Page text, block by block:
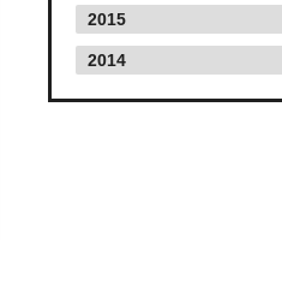
2015
2014